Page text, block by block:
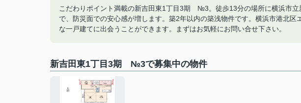
こだわりポイント満載の新吉田東1丁目3期 №3。徒歩13分の場所に横浜市立
で、防災面での安心感が増します。築2年以内の築浅物件です。横浜市港北
な一戸建てに出会うことができます。まずはお気軽にお問い合せ下さい。
新吉田東1丁目3期 №3で募集中の物件